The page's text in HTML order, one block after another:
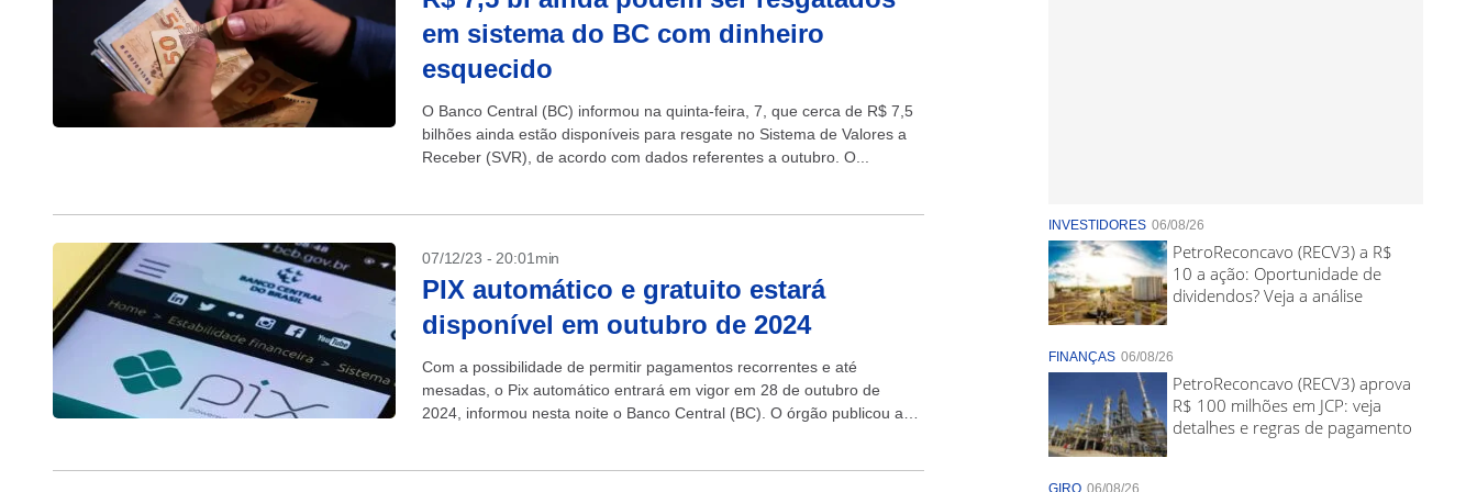
em sistema do BC com dinheiro
esquecido
O Banco Central (BC) informou na quinta-feira, 7, que cerca de R$ 7,5
bilhões ainda estão disponíveis para resgate no Sistema de Valores a
Receber (SVR), de acordo com dados referentes a outubro. O...
07/12/23 - 20:01min
PIX automático e gratuito estará
disponível em outubro de 2024
Com a possibilidade de permitir pagamentos recorrentes e até
mesadas, o Pix automático entrará em vigor em 28 de outubro de
2024, informou nesta noite o Banco Central (BC). O órgão publicou as
INVESTIDORES 06/08/26
PetroReconcavo (RECV3) a R$
10 a ação: Oportunidade de
dividendos? Veja a análise
FINANÇAS 06/08/26
PetroReconcavo (RECV3) aprova
R$ 100 milhões em JCP: veja
detalhes e regras de pagamento
GIRO 06/08/26